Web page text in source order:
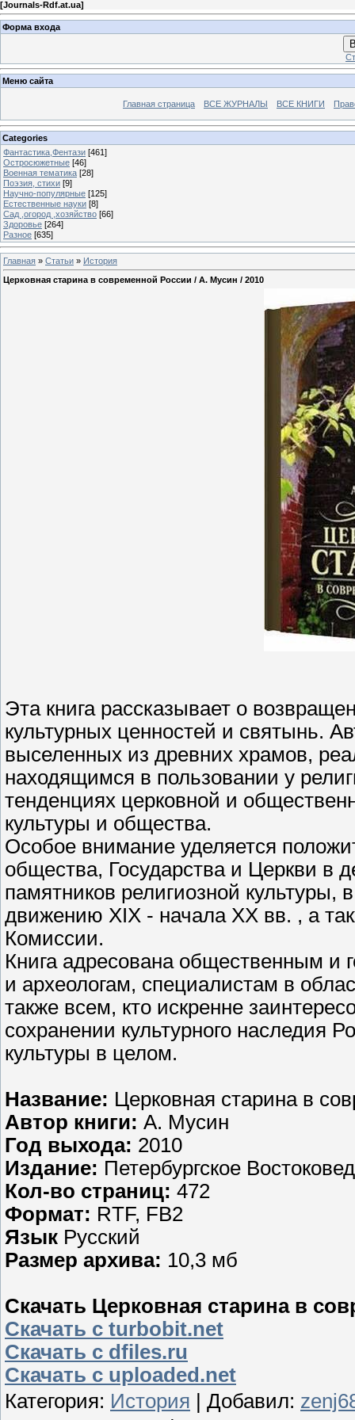
[Journals-Rdf.at.ua]
Форма входа
Меню сайта
Главная страница ВСЕ ЖУРНАЛЫ ВСЕ КНИГИ
Categories
Фантастика,Фентази [461]
Остросюжетные [46]
Военная тематика [28]
Поэзия, стихи [9]
Научно-популярные [125]
Естественные науки [8]
Сад ,огород ,хозяйство [66]
Здоровье [264]
Разное [635]
Главная » Статьи » История
Церковная старина в современной России / А. Мусин / 2010
Эта книга рассказывает о
культурных ценностей и святынь.
выселенных из древних храмов,
находящимся в пользовании у
тенденциях церковной и
культуры и общества.
Особое внимание уделяется
общества, Государства и Церкви в
памятников религиозной культуры,
движению XIX - начала XX вв. , а
Комиссии.
Книга адресована общественным и
и археологам, специалистам в
также всем, кто искренне
сохранении культурного наследия
культуры в целом.
Название: Церковная старина в
Автор книги: А. Мусин
Год выхода: 2010
Издание: Петербургское
Кол-во страниц: 472
Формат: RTF, FB2
Язык Русский
Размер архива: 10,3 мб
Скачать Церковная старина в
Скачать с turbobit.net
Скачать с dfiles.ru
Скачать с uploaded.net
Категория: История Добавил: